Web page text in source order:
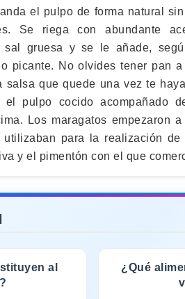
el pulpo de forma natural
Se riega con abundante
sal gruesa y se le añade,
picante. No olvides tener pan
salsa que quede una vez te
el pulpo cocido acompañado
Los maragatos empezaron
utilizaban para la realización de
y el pimentón con el que
al
¿Qué